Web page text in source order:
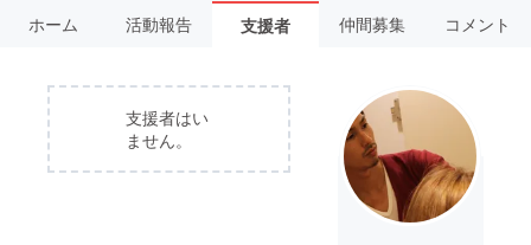
ホーム 活動報告 支援者 仲間募集 コメント
支援者はい
ません。